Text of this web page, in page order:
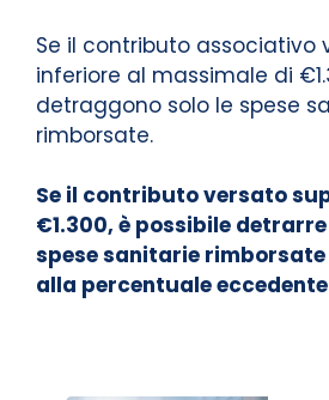
Se il contributo associativo
inferiore al massimale di
detraggono solo le spese
rimborsate.
Se il contributo versato
€1.300, è possibile
spese sanitarie
alla percentuale